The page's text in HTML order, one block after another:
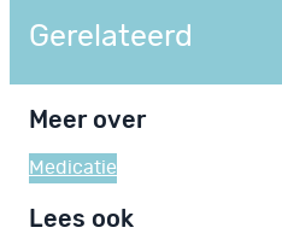
Gerelateerd
Meer over
Medicatie
Lees ook